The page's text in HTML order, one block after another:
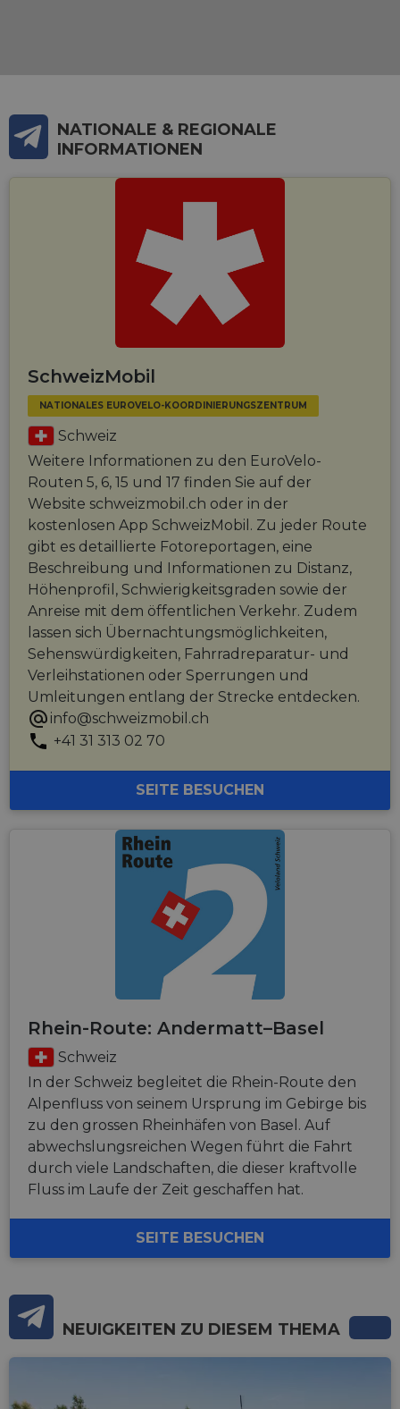
NATIONALE & REGIONALE
INFORMATIONEN
SchweizMobil
NATIONALES EUROVELO-KOORDINIERUNGSZENTRUM
Schweiz
Weitere Informationen zu den EuroVelo-
Routen 5, 6, 15 und 17 finden Sie auf der
Website schweizmobil.ch oder in der
kostenlosen App SchweizMobil. Zu jeder Route
gibt es detaillierte Fotoreportagen, eine
Beschreibung und Informationen zu Distanz,
Höhenprofil, Schwierigkeitsgraden sowie der
Anreise mit dem öffentlichen Verkehr. Zudem
lassen sich Übernachtungsmöglichkeiten,
Sehenswürdigkeiten, Fahrradreparatur- und
Verleihstationen oder Sperrungen und
Umleitungen entlang der Strecke entdecken.
info@schweizmobil.ch
+41 31 313 02 70
SEITE BESUCHEN
Rhein-Route: Andermatt–Basel
Schweiz
In der Schweiz begleitet die Rhein-Route den
Alpenfluss von seinem Ursprung im Gebirge bis
zu den grossen Rheinhäfen von Basel. Auf
abwechslungsreichen Wegen führt die Fahrt
durch viele Landschaften, die dieser kraftvolle
Fluss im Laufe der Zeit geschaffen hat.
SEITE BESUCHEN
NEUIGKEITEN ZU DIESEM THEMA